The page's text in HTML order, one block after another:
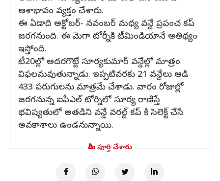
ఆశాభావం వ్యక్తం చేశారు.
ఈ ఏడాది అక్టోబర్‌- నవంబర్‌ మధ్య వన్డే ప్రపంచ కప్‌
జరగనుంది. ఈ మెగా టోర్నీకి టీమిండియానే ఆతిథ్యం
ఇస్తోంది.
టీ20ల్లో అదరగొట్టే సూర్యకుమార్ వన్డేల్లో మాత్రం
విఫలమవుతున్నాడు. ఇప్పటివరకు 21 వన్డేలు ఆడి
433 పరుగులను మాత్రమే చేశాడు. వారం రోజుల్లో
జరగనున్న ఐపీఎల్ టోర్నిలో సూర్య రాణిస్తే
భవిష్యతులో అతడిని వన్డే వరల్డ్ కప్ కి సెలెక్ట్ చేసే
అవకాశాలు ఉండనున్నాయి.
మీరు పూర్తి చేశారు